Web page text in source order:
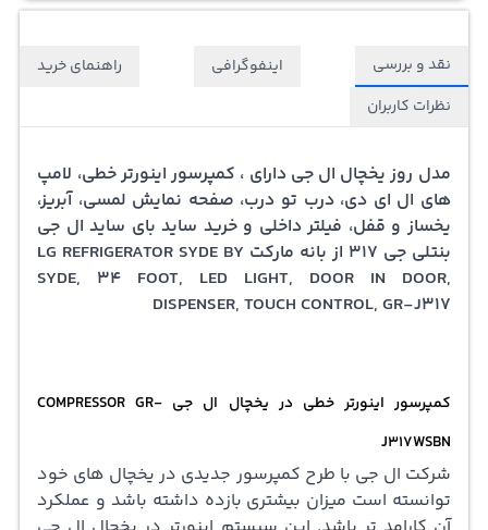
نقد و بررسی اینفوگرافی
راهنمای خرید
نظرات کاربران
مدل روز یخچال ال جی دارای ، کمپرسور اینورتر خطی، لامپ
های ال ای دی، درب تو درب، صفحه نمایش لمسی، آبریز،
یخساز و قفل، فیلتر داخلی و خرید ساید بای ساید ال جی
بنتلی جی 317 از بانه مارکت LG REFRIGERATOR SYDE BY
SYDE, 34 FOOT, LED LIGHT, DOOR IN DOOR,
DISPENSER, TOUCH CONTROL, GR-J317
کمپرسور اینورتر خطی در یخچال ال جی COMPRESSOR GR-
J317WSBN
شرکت ال جی با طرح کمپرسور جدیدی در یخچال های خود
توانسته است میزان بیشتری بازده داشته باشد و عملکرد